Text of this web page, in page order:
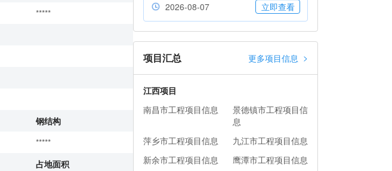
*****
钢结构
*****
占地面积
2026-08-07
立即查看
项目汇总 更多项目信息 >
江西项目
南昌市工程项目信息
景德镇市工程项目信
息
萍乡市工程项目信息
九江市工程项目信息
新余市工程项目信息
鹰潭市工程项目信息